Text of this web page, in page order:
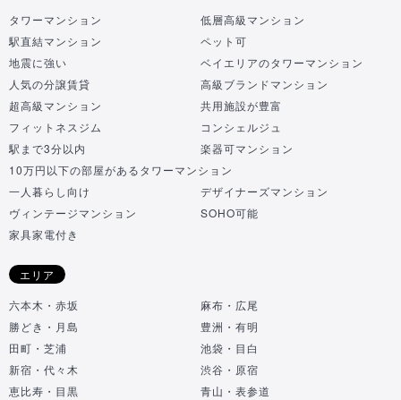
タワーマンション
低層高級マンション
駅直結マンション
ペット可
地震に強い
ベイエリアのタワーマンション
人気の分譲賃貸
高級ブランドマンション
超高級マンション
共用施設が豊富
フィットネスジム
コンシェルジュ
駅まで3分以内
楽器可マンション
10万円以下の部屋があるタワーマンション
一人暮らし向け
デザイナーズマンション
ヴィンテージマンション
SOHO可能
家具家電付き
エリア
六本木・赤坂
麻布・広尾
勝どき・月島
豊洲・有明
田町・芝浦
池袋・目白
新宿・代々木
渋谷・原宿
恵比寿・目黒
青山・表参道